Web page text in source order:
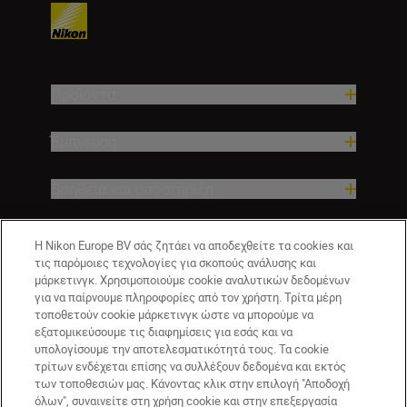
Η Nikon Europe BV σάς ζητάει να αποδεχθείτε τα cookies και
τις παρόμοιες τεχνολογίες για σκοπούς ανάλυσης και
μάρκετινγκ. Χρησιμοποιούμε cookie αναλυτικών δεδομένων
για να παίρνουμε πληροφορίες από τον χρήστη. Τρίτα μέρη
τοποθετούν cookie μάρκετινγκ ώστε να μπορούμε να
εξατομικεύσουμε τις διαφημίσεις για εσάς και να
υπολογίσουμε την αποτελεσματικότητά τους. Τα cookie
τρίτων ενδέχεται επίσης να συλλέξουν δεδομένα και εκτός
των τοποθεσιών μας. Κάνοντας κλικ στην επιλογή "Αποδοχή
όλων", συναινείτε στη χρήση cookie και στην επεξεργασία